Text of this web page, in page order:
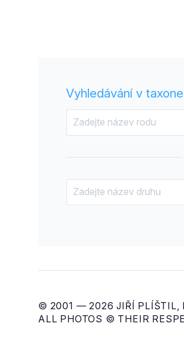
Vyhledávání v
© 2001 — 2026 JIŘÍ PLÍŠTIL,
ALL PHOTOS © THEIR